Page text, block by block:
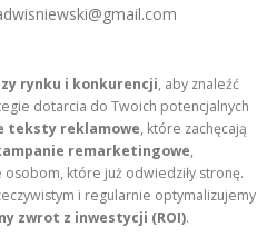
rynku i konkurencji, aby znaleźć
dotarcia do Twoich potencjalnych
teksty reklamowe, które zachęcają
remarketingowe,
które już odwiedziły stronę.
i regularnie optymalizujemy
zwrot z inwestycji (ROI).